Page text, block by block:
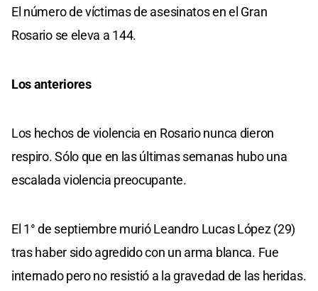
El número de víctimas de asesinatos en el Gran
Rosario se eleva a 144.
Los anteriores
Los hechos de violencia en Rosario nunca dieron
respiro. Sólo que en las últimas semanas hubo una
escalada violencia preocupante.
El 1° de septiembre murió Leandro Lucas López (29)
tras haber sido agredido con un arma blanca. Fue
internado pero no resistió a la gravedad de las heridas.